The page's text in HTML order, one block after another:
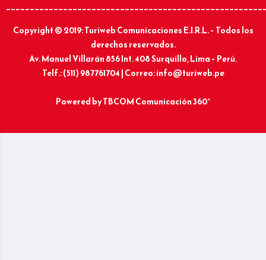
Copyright © 2019: Turiweb Comunicaciones E.I.R.L. – Todos los
derechos reservados.
Av. Manuel Villarán 856 Int. 408 Surquillo, Lima – Perú.
Telf.: (511) 987761704 | Correo: info@turiweb.pe
Powered byTBCOM Comunicación 360°